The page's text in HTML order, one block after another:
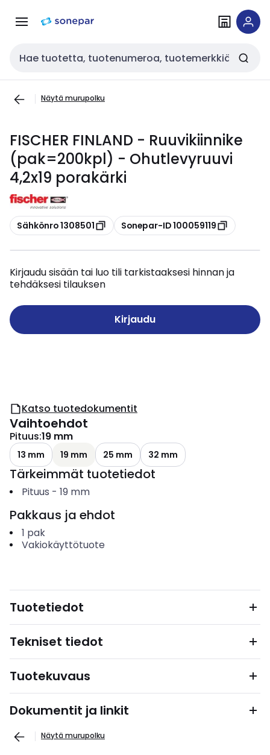
navigointiinsisältöön
Haku
Näytä murupolku
FISCHER FINLAND - Ruuvikiinnike
(pak=200kpl) - Ohutlevyruuvi
4,2x19 porakärki
Kopioi
Sähkönro 1308501 Kopioi
Sonepar-ID 100059119
Kirjaudu sisään tai luo tili tarkistaaksesi hinnan ja
tehdäksesi tilauksen
Kirjaudu
Katso tuotedokumentit
Vaihtoehdot
Pituus:19 mm
13 mm 19 mm 25 mm 32 mm
Tärkeimmät tuotetiedot
Pituus - 19 mm
Pakkaus ja ehdot
1 pak
Vakiokäyttötuote
Tuotetiedot
Tekniset tiedot
Tuotekuvaus
Dokumentit ja linkit
Näytä murupolku